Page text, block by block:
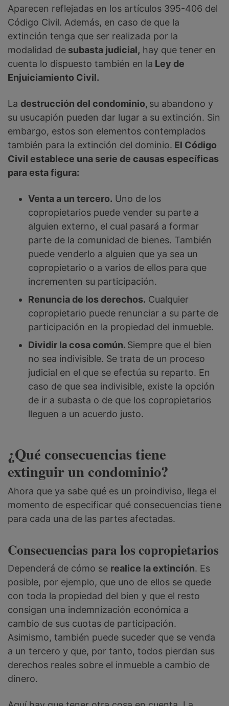
Aparecen reflejadas en los artículos 395-406 del
Código Civil. Además, en caso de que la
extinción tenga que ser realizada por la
modalidad de subasta judicial, hay que tener en
cuenta lo dispuesto también en la Ley de
Enjuiciamiento Civil.
La destrucción del condominio, su abandono y
su usucapión pueden dar lugar a su extinción. Sin
embargo, estos son elementos contemplados
también para la extinción del dominio. El Código
Civil establece una serie de causas específicas
para esta figura:
Venta a un tercero. Uno de los
copropietarios puede vender su parte a
alguien externo, el cual pasará a formar
parte de la comunidad de bienes. También
puede venderlo a alguien que ya sea un
copropietario o a varios de ellos para que
incrementen su participación.
Renuncia de los derechos. Cualquier
copropietario puede renunciar a su parte de
participación en la propiedad del inmueble.
Dividir la cosa común. Siempre que el bien
no sea indivisible. Se trata de un proceso
judicial en el que se efectúa su reparto. En
caso de que sea indivisible, existe la opción
de ir a subasta o de que los copropietarios
lleguen a un acuerdo justo.
¿Qué consecuencias tiene
extinguir un condominio?
Ahora que ya sabe qué es un proindiviso, llega el
momento de especificar qué consecuencias tiene
para cada una de las partes afectadas.
Consecuencias para los copropietarios
Dependerá de cómo se realice la extinción. Es
posible, por ejemplo, que uno de ellos se quede
con toda la propiedad del bien y que el resto
consigan una indemnización económica a
cambio de sus cuotas de participación.
Asimismo, también puede suceder que se venda
a un tercero y que, por tanto, todos pierdan sus
derechos reales sobre el inmueble a cambio de
dinero.